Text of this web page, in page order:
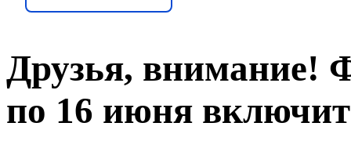
Друзья, внимание!
по 16 июня